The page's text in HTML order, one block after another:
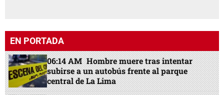
EN PORTADA
06:14 AM Hombre muere tras intentar
subirse a un autobús frente al parque
central de La Lima